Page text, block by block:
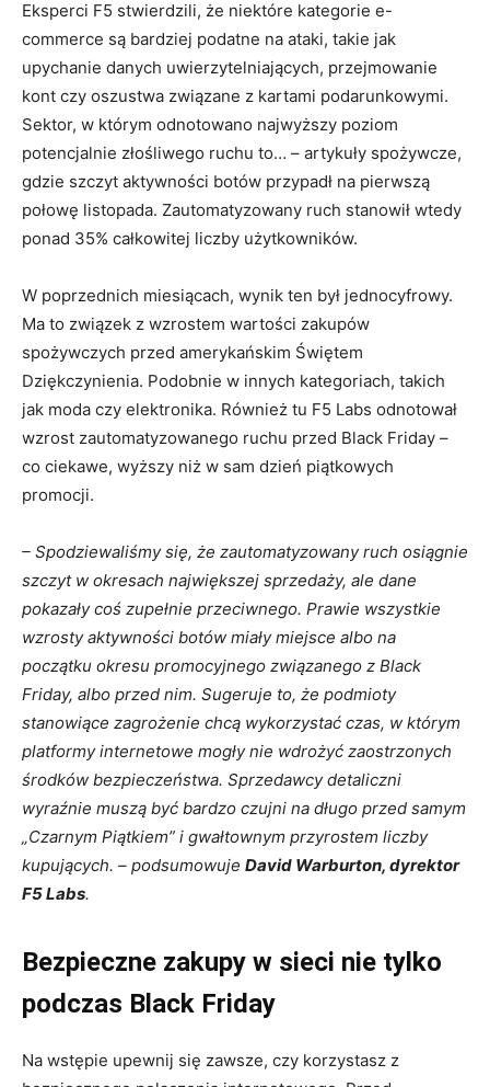
Eksperci F5 stwierdzili, że niektóre kategorie e-
commerce są bardziej podatne na ataki, takie jak
upychanie danych uwierzytelniających, przejmowanie
kont czy oszustwa związane z kartami podarunkowymi.
Sektor, w którym odnotowano najwyższy poziom
potencjalnie złośliwego ruchu to… – artykuły spożywcze,
gdzie szczyt aktywności botów przypadł na pierwszą
połowę listopada. Zautomatyzowany ruch stanowił wtedy
ponad 35% całkowitej liczby użytkowników.
W poprzednich miesiącach, wynik ten był jednocyfrowy.
Ma to związek z wzrostem wartości zakupów
spożywczych przed amerykańskim Świętem
Dziękczynienia. Podobnie w innych kategoriach, takich
jak moda czy elektronika. Również tu F5 Labs odnotował
wzrost zautomatyzowanego ruchu przed Black Friday –
co ciekawe, wyższy niż w sam dzień piątkowych
promocji.
– Spodziewaliśmy się, że zautomatyzowany ruch osiągnie
szczyt w okresach największej sprzedaży, ale dane
pokazały coś zupełnie przeciwnego. Prawie wszystkie
wzrosty aktywności botów miały miejsce albo na
początku okresu promocyjnego związanego z Black
Friday, albo przed nim. Sugeruje to, że podmioty
stanowiące zagrożenie chcą wykorzystać czas, w którym
platformy internetowe mogły nie wdrożyć zaostrzonych
środków bezpieczeństwa. Sprzedawcy detaliczni
wyraźnie muszą być bardzo czujni na długo przed samym
„Czarnym Piątkiem” i gwałtownym przyrostem liczby
kupujących. – podsumowuje David Warburton, dyrektor
F5 Labs.
Bezpieczne zakupy w sieci nie tylko
podczas Black Friday
Na wstępie upewnij się zawsze, czy korzystasz z